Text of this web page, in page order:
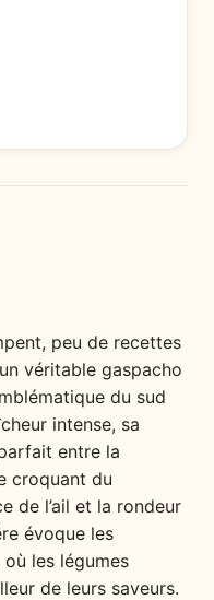
peu de recettes
véritable gaspacho
du sud
intense, sa
entre la
croquant du
de l’ail et la rondeur
évoque les
où les légumes
de leurs saveurs.